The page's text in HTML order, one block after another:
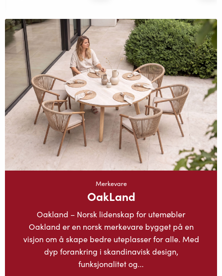
Merkevare
OakLand
Oakland – Norsk lidenskap for utemøbler
Oakland er en norsk merkevare bygget på en
visjon om å skape bedre uteplasser for alle. Med
dyp forankring i skandinavisk design,
funksjonalitet og...